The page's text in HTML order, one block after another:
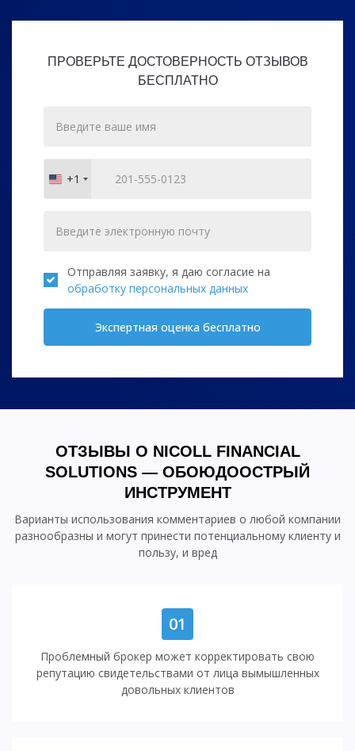
ПРОВЕРЬТЕ ДОСТОВЕРНОСТЬ ОТЗЫВОВ
БЕСПЛАТНО
United
States
+1
Отправляя заявку, я даю согласие на
обработку персональных данных
Экспертная оценка бесплатно
ОТЗЫВЫ О NICOLL FINANCIAL
SOLUTIONS — ОБОЮДООСТРЫЙ
ИНСТРУМЕНТ
Варианты использования комментариев о любой компании
разнообразны и могут принести потенциальному клиенту и
пользу, и вред
01
Проблемный брокер может корректировать свою
репутацию свидетельствами от лица вымышленных
довольных клиентов